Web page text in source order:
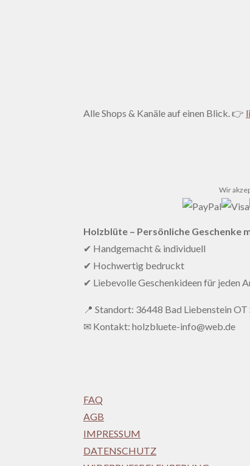
Alle Shops & Kanäle auf einen Blick. 👉
Wir
Holzblüte – Persönliche Geschenke
✔ Handgemacht & individuell
✔ Hochwertig bedruckt
✔ Liebevolle Geschenkideen für jeden
📍 Standort: 36448 Bad Liebenstein
✉ Kontakt: holzbluete-info@web.de
FAQ
AGB
IMPRESSUM
DATENSCHUTZ